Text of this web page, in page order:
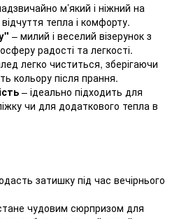
м’який і ніжний на
тепла і комфорту.
– милий і веселий візерунок з
радості та легкості.
легко чиститься, зберігаючи
кольору після прання.
– ідеально підходить для
чи для додаткового тепла в
затишку під час вечірнього
чудовим сюрпризом для